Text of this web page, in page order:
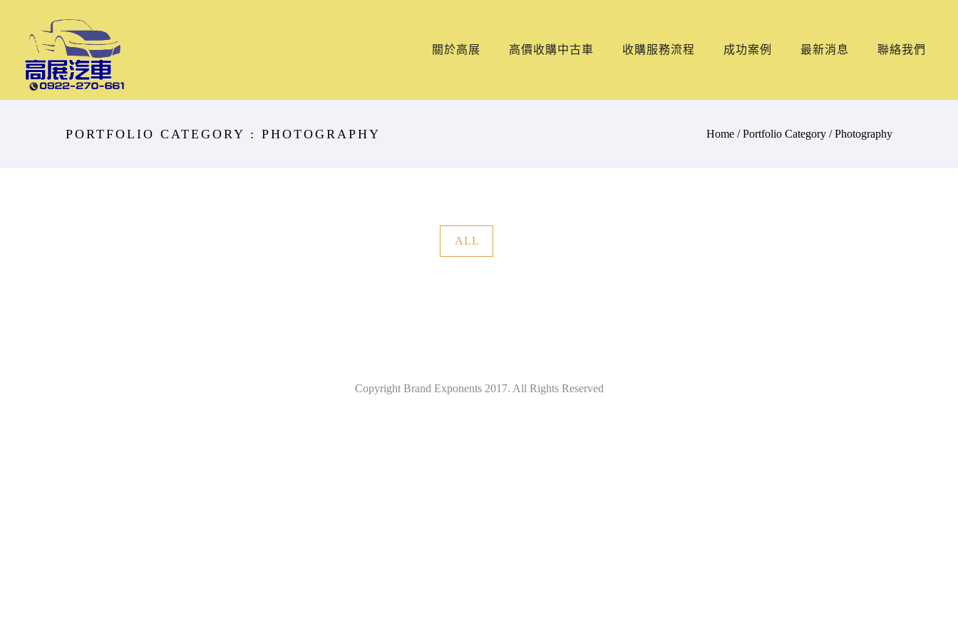
關於高展 高價收購中古車 收購服務流程 成功案例 最新消息 聯絡我們
PORTFOLIO CATEGORY : PHOTOGRAPHY Home / Portfolio Category /Photography
ALL
Copyright Brand Exponents 2017. All Rights Reserved